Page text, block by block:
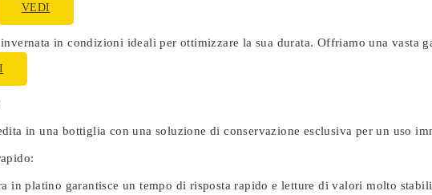
VEDI
invernata in condizioni ideali per ottimizzare la sua durata. Offriamo una vasta
in una bottiglia con una soluzione di conservazione esclusiva per un uso
in platino garantisce un tempo di risposta rapido e letture di valori molto